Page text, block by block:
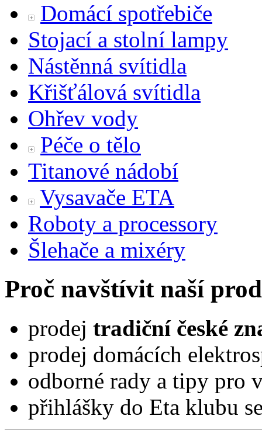
Domácí spotřebiče
Stojací a stolní lampy
Nástěnná svítidla
Křišťálová svítidla
Ohřev vody
Péče o tělo
Titanové nádobí
Vysavače ETA
Roboty a processory
Šlehače a mixéry
Proč navštívit naší
prodej tradiční české
prodej domácích
odborné rady a tipy pro
přihlášky do Eta klubu